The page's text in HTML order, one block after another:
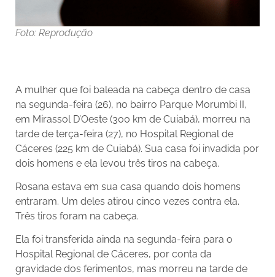
Foto: Reprodução
A mulher que foi baleada na cabeça dentro de casa
na segunda-feira (26), no bairro Parque Morumbi II,
em Mirassol D’Oeste (300 km de Cuiabá), morreu na
tarde de terça-feira (27), no Hospital Regional de
Cáceres (225 km de Cuiabá). Sua casa foi invadida por
dois homens e ela levou três tiros na cabeça.
Rosana estava em sua casa quando dois homens
entraram. Um deles atirou cinco vezes contra ela.
Três tiros foram na cabeça.
Ela foi transferida ainda na segunda-feira para o
Hospital Regional de Cáceres, por conta da
gravidade dos ferimentos, mas morreu na tarde de